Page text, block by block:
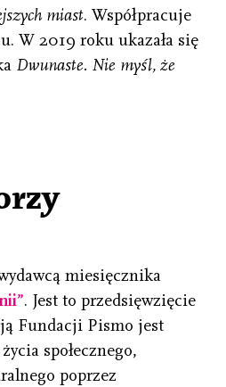
miast. Współpracuje
W 2019 roku ukazała się
Dwunaste. Nie myśl, że
miesięcznika
. Jest to przedsięwzięcie
Fundacji Pismo jest
społecznego,
poprzez